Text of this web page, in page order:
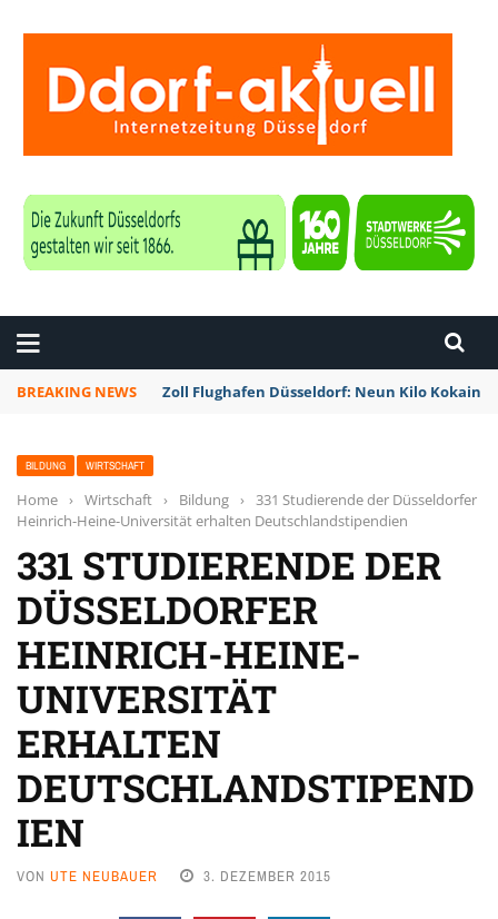
BREAKING NEWS Zoll Flughafen Düsseldorf: Neun Kilo Kokain
BILDUNG WIRTSCHAFT
Home › Wirtschaft › Bildung › 331 Studierende der Düsseldorfer
Heinrich-Heine-Universität erhalten Deutschlandstipendien
331 STUDIERENDE DER
DÜSSELDORFER
HEINRICH-HEINE-
UNIVERSITÄT
ERHALTEN
DEUTSCHLANDSTIPEND
IEN
VON UTE NEUBAUER 3. DEZEMBER 2015